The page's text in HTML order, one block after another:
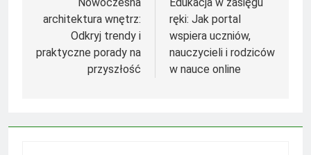
wpisu
architektura wnętrz:
Odkryj trendy i
praktyczne porady na
przyszłość
ręki: Jak portal
wspiera uczniów,
nauczycieli i rodziców
w nauce online